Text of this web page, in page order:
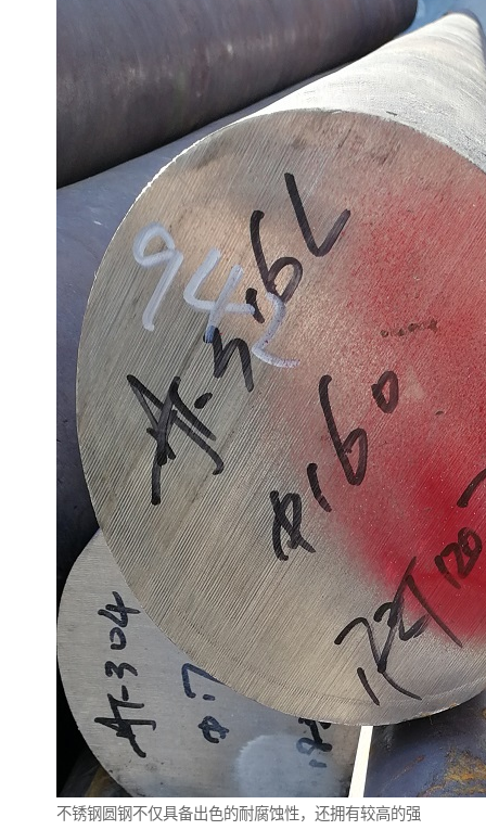
不锈钢圆钢不仅具备出色的耐腐蚀性，还拥有较高的强